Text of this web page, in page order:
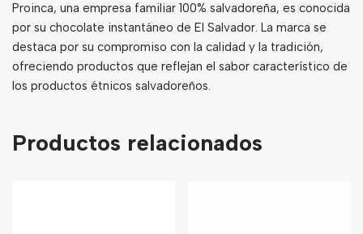
Proinca, una empresa familiar 100% salvadoreña, es conocida
por su chocolate instantáneo de El Salvador. La marca se
destaca por su compromiso con la calidad y la tradición,
ofreciendo productos que reflejan el sabor característico de
los productos étnicos salvadoreños.
Productos relacionados